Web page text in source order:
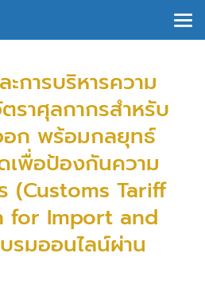
การบริหารความ
าศุลกากรสำหรับ
อก พร้อมกลยุทธ์
เพื่อป้องกันความ
(Customs Tariff
for Import and
มออนไลน์ผ่าน
×